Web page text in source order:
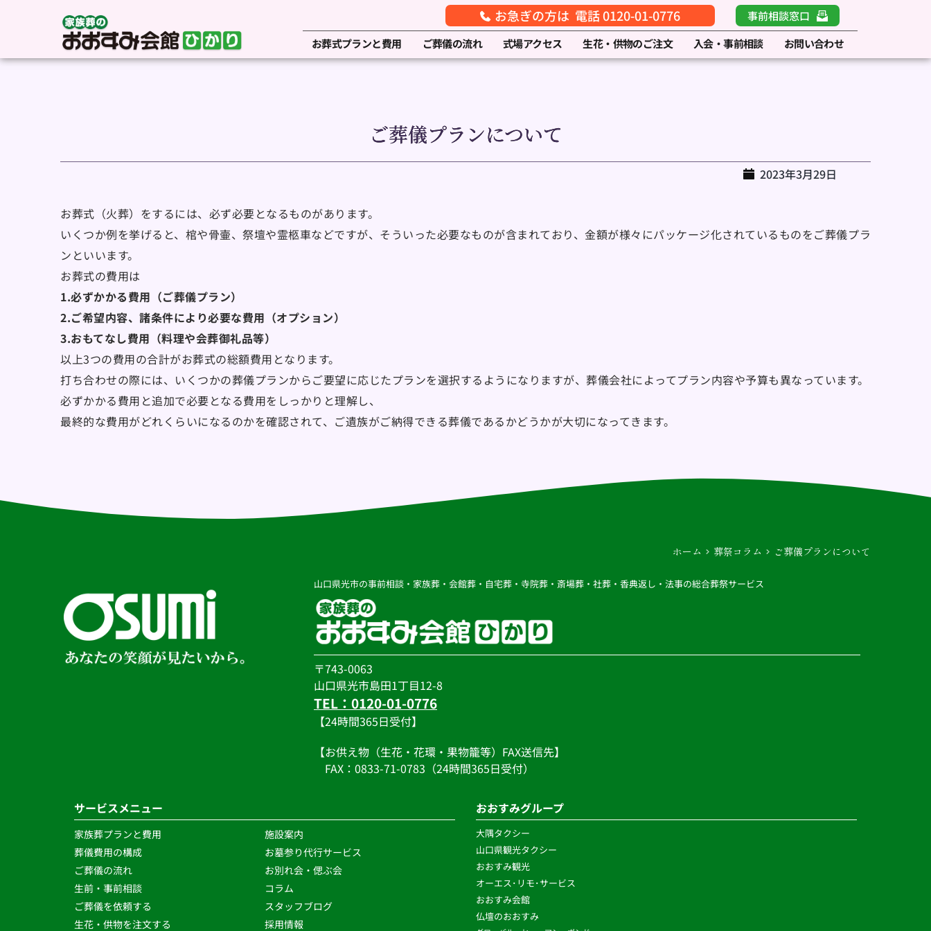
お急ぎの方は 電話 0120-01-0776
事前相談窓口
お葬式プランと費用
ご葬儀の流れ 式場アクセス 生花・供物のご注文 入会・事前相談 お問い合わせ
ご葬儀プランについて
2023年3月29日
お葬式（火葬）をするには、必ず必要となるものがあります。
いくつか例を挙げると、棺や骨壷、祭壇や霊柩車などですが、そういった必要なものが含まれており、金額が様々にパッケージ化されているものをご葬儀プラ
ンといいます。
お葬式の費用は
1.必ずかかる費用（ご葬儀プラン）
2.ご希望内容、諸条件により必要な費用（オプション）
3.おもてなし費用（料理や会葬御礼品等）
以上3つの費用の合計がお葬式の総額費用となります。
打ち合わせの際には、いくつかの葬儀プランからご要望に応じたプランを選択するようになりますが、葬儀会社によってプラン内容や予算も異なっています。
必ずかかる費用と追加で必要となる費用をしっかりと理解し、
最終的な費用がどれくらいになるのかを確認されて、ご遺族がご納得できる葬儀であるかどうかが大切になってきます。
ホーム 葬祭コラム ご葬儀プランについて
山口県光市の事前相談・家族葬・会館葬・自宅葬・寺院葬・斎場葬・社葬・香典返し・法事の総合葬祭サービス
〒743-0063
山口県光市島田1丁目12-8
TEL：0120-01-0776
【24時間365日受付】
【お供え物（生花・花環・果物籠等）FAX送信先】
FAX：0833-71-0783（24時間365日受付）
サービスメニュー
家族葬プランと費用
葬儀費用の構成
ご葬儀の流れ
生前・事前相談
ご葬儀を依頼する
生花・供物を注文する
施設案内
お墓参り代行サービス
お別れ会・偲ぶ会
コラム
スタッフブログ
採用情報
おおすみグループ
大隅タクシー
山口県観光タクシー
おおすみ観光
オーエス･リモ･サービス
おおすみ会館
仏壇のおおすみ